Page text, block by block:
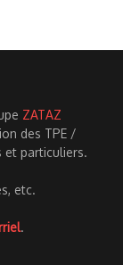
ZATAZ
des TPE /
et particuliers.
etc.
.